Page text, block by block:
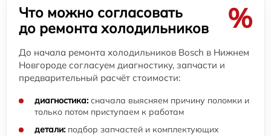
Что можно согласовать
до ремонта холодильников
%
До начала ремонта холодильников Bosch в Нижнем
Новгороде согласуем диагностику, запчасти и
предварительный расчёт стоимости:
диагностика: сначала выясняем причину поломки и
только потом приступаем к работам
детали: подбор запчастей и комплектующих